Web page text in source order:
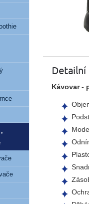
Detailní
Kávovar -